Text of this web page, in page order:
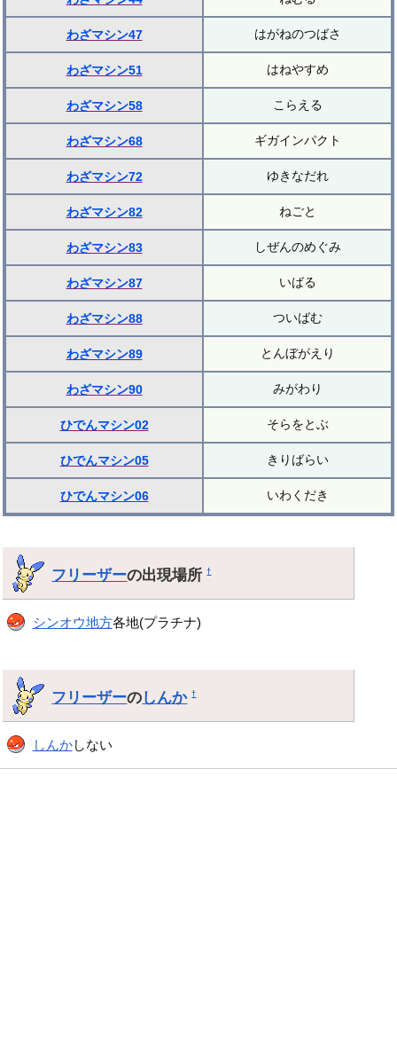
わざマシン47 はがねのつばさ
わざマシン51 はねやすめ
わざマシン58 こらえる
わざマシン68 ギガインパクト
わざマシン72 ゆきなだれ
わざマシン82 ねごと
わざマシン83 しぜんのめぐみ
わざマシン87 いばる
わざマシン88 ついばむ
わざマシン89 とんぼがえり
わざマシン90 みがわり
ひでんマシン02 そらをとぶ
ひでんマシン05 きりばらい
ひでんマシン06 いわくだき
フリーザーの出現場所†
シンオウ地方各地(プラチナ)
フリーザーのしんか †
しんかしない